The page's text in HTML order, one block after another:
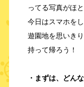
ってる写真がほ
今日はスマホを
遊園地を思いき
持って帰ろう！
・まずは、どん